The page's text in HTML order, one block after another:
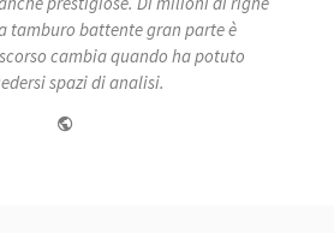
tamburo battente gran parte è
cambia quando ha potuto
spazi di analisi.